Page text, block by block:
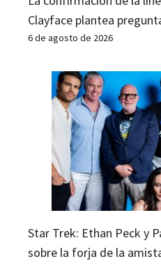
Clayface plantea
6 de agosto de 2026
Star Trek: Ethan Peck y
sobre la forja de la